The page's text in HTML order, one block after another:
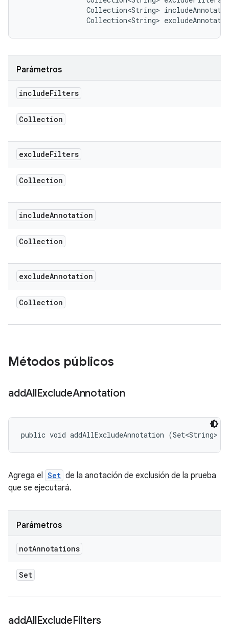
Collection<String>
Collection<String>
Parámetros
includeFilters
Collection
excludeFilters
Collection
includeAnnotation
Collection
excludeAnnotation
Collection
Métodos públicos
addAllExcludeAnnotation
public void addAllExcludeAnnotation (Set<String>
Agrega el Set de la anotación de exclusión de la prueba
que se ejecutará.
Parámetros
notAnnotations
Set
addAllExcludeFilters